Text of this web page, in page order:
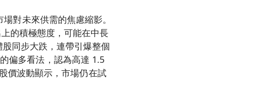
對未來供需的焦慮縮影。
的積極態度，可能在中長
同步大跌，連帶引爆整個
偏多看法，認為高達 1.5
價波動顯示，市場仍在試